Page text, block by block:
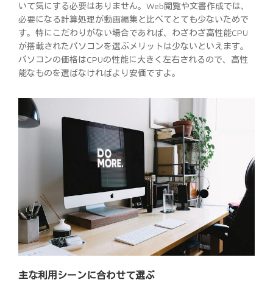
いて気にする必要はありません。Web閲覧や文書作成では、
必要になる計算処理が動画編集と比べてとても少ないためで
す。特にこだわりがない場合であれば、わざわざ高性能CPU
が搭載されたパソコンを選ぶメリットは少ないといえます。
パソコンの価格はCPUの性能に大きく左右されるので、高性
能なものを選ばなければより安価ですよ。
主な利用シーンに合わせて選ぶ